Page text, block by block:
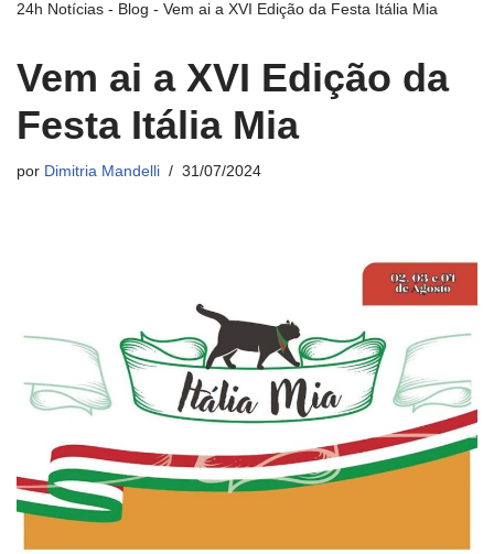
24h Notícias - Blog - Vem ai a XVI Edição da Festa Itália Mia
Vem ai a XVI Edição da
Festa Itália Mia
por Dimitria Mandelli 31/07/2024